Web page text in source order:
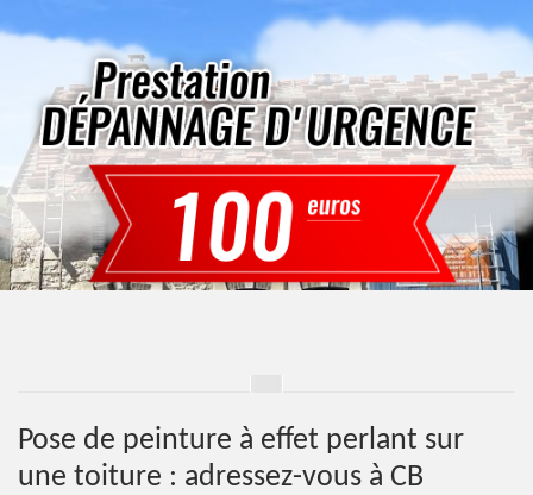
Pose de peinture à effet perlant sur
une toiture : adressez-vous à CB